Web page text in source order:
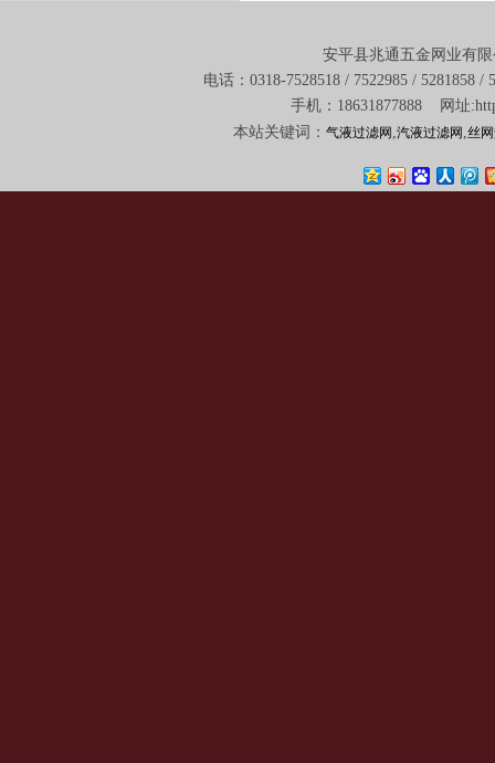
安平县兆通五金网业有
电话：0318-7528518 / 7522985 /
手机：18631877888 网址
本站关键词：气液过滤网 ,汽液过滤网 ,丝